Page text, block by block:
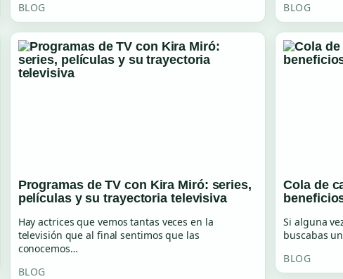
BLOG
BLOG
Programas de TV con Kira Miró: series,
películas y su trayectoria televisiva
Hay actrices que vemos tantas veces en la
televisión que al final sentimos que las
conocemos…
BLOG
Cola de
Si alguna
buscabas
BLOG